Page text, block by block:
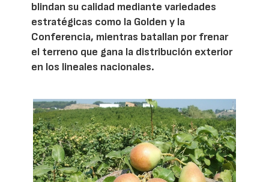
blindan su calidad mediante variedades
estratégicas como la Golden y la
Conferencia, mientras batallan por frenar
el terreno que gana la distribución exterior
en los lineales nacionales.